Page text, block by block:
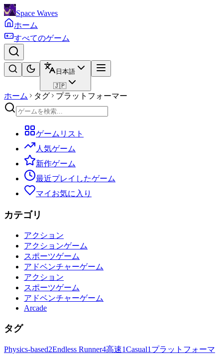
Space Waves
ホーム
すべてのゲーム
日本語
🇯🇵
ホーム タグ プラットフォーマー
ゲームリスト
人気ゲーム
新作ゲーム
最近プレイしたゲーム
マイお気に入り
カテゴリ
アクション
アクションゲーム
スポーツゲーム
アドベンチャーゲーム
アクション
スポーツゲーム
アドベンチャーゲーム
Arcade
タグ
Physics-based2Endless Runner4高速1Casual1 プラットフォーマ